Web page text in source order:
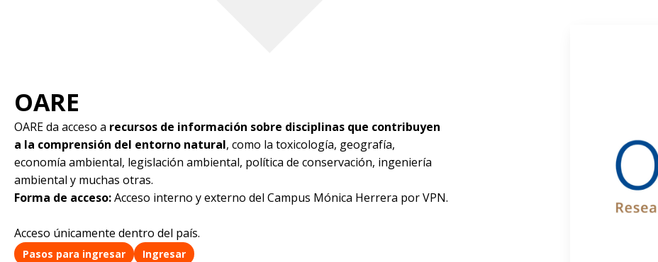
OARE
OARE da acceso a recursos de información sobre disciplinas que contribuyen
a la comprensión del entorno natural, como la toxicología, geografía,
economía ambiental, legislación ambiental, política de conservación, ingeniería
ambiental y muchas otras.
Forma de acceso:Acceso interno y externo del Campus Mónica Herrera por VPN.
Acceso únicamente dentro del país.
Pasos para ingresar Ingresar